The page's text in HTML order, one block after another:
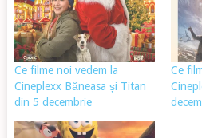
Ce filme noi vedem la
Cineplexx Băneasa și Titan
din 5 decembrie
Ce